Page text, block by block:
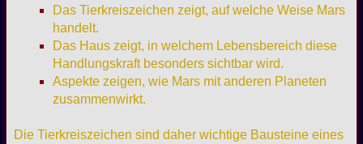
Das Tierkreiszeichen zeigt, auf welche Weise Mars
handelt.
Das Haus zeigt, in welchem Lebensbereich diese
Handlungskraft besonders sichtbar wird.
Aspekte zeigen, wie Mars mit anderen Planeten
zusammenwirkt.
Die Tierkreiszeichen sind daher wichtige Bausteine eines